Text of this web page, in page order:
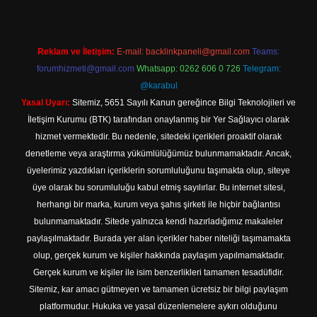
Reklam ve İletişim: E-mail: backlinkpaneli@gmail.com Teams:
forumhizmeti@gmail.com Whatsapp: 0262 606 0 726 Telegram:
@karabul
Yasal Uyarı: Sitemiz, 5651 Sayılı Kanun gereğince Bilgi Teknolojileri ve
İletişim Kurumu (BTK) tarafından onaylanmış bir Yer Sağlayıcı olarak
hizmet vermektedir. Bu nedenle, sitedeki içerikleri proaktif olarak
denetleme veya araştırma yükümlülüğümüz bulunmamaktadır. Ancak,
üyelerimiz yazdıkları içeriklerin sorumluluğunu taşımakta olup, siteye
üye olarak bu sorumluluğu kabul etmiş sayılırlar. Bu internet sitesi,
herhangi bir marka, kurum veya şahıs şirketi ile hiçbir bağlantısı
bulunmamaktadır. Sitede yalnızca kendi hazırladığımız makaleler
paylaşılmaktadır. Burada yer alan içerikler haber niteliği taşımamakta
olup, gerçek kurum ve kişiler hakkında paylaşım yapılmamaktadır.
Gerçek kurum ve kişiler ile isim benzerlikleri tamamen tesadüfidir.
Sitemiz, kar amacı gütmeyen ve tamamen ücretsiz bir bilgi paylaşım
platformudur. Hukuka ve yasal düzenlemelere aykırı olduğunu